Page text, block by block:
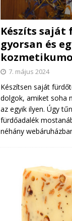
Készíts saját
gyorsan és
7. május 2024
Készítsen saját
dolgok, amiket soha
az egyik ilyen. Úgy
fürdőadalék
néhány